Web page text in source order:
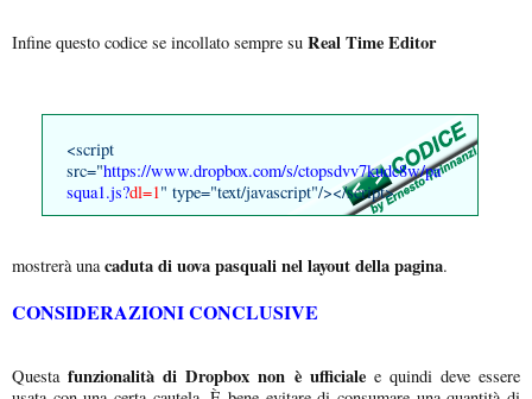
Infine questo codice se incollato sempre su Real Time Editor
<script
src="https://www.dropbox.com/s/ctopsdvv7kudc8w/pa
squa1.js?dl=1" type="text/javascript"/></script>
mostrerà unacaduta di uova pasquali nel layout della pagina.
CONSIDERAZIONI CONCLUSIVE
Questafunzionalità di Dropbox non è ufficialee quindi deve essere